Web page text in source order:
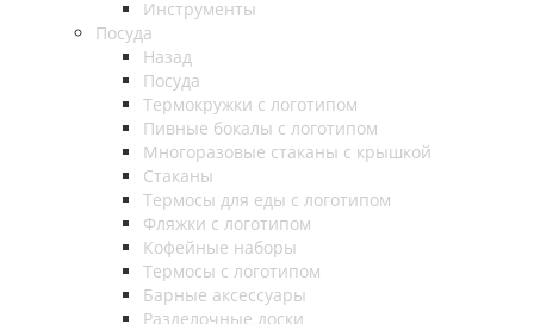
Инструменты
Посуда
Назад
Посуда
Термокружки с логотипом
Пивные бокалы с логотипом
Многоразовые стаканы с крышкой
Стаканы
Термосы для еды с логотипом
Фляжки с логотипом
Кофейные наборы
Термосы с логотипом
Барные аксессуары
Разделочные доски